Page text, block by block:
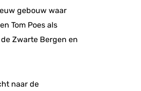
gebouw waar
Tom Poes als
Zwarte Bergen en
naar de